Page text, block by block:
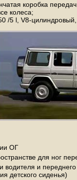
коробка передач,
колеса;
/5 l, V8-
ОГ
для ног
водителя и
детского сиденья)